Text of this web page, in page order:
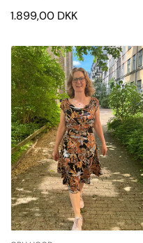
Normalpris
1.899,00 DKK